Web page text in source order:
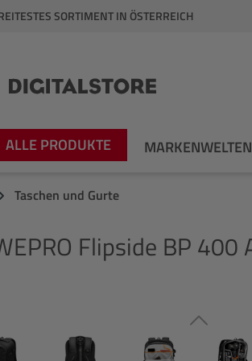
springen
SORTIMENT IN ÖSTERREICH
ALLE PRODUKTE MARKENWELTEN
Taschen und Gurte
Flipside BP 400